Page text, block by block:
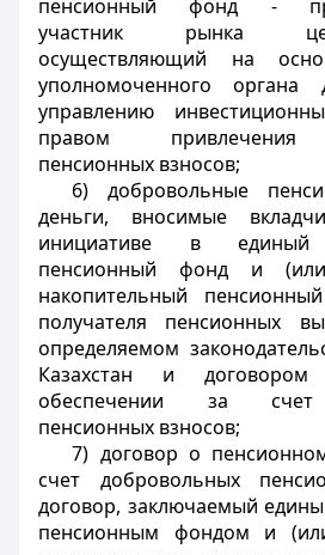
пенсионный фонд -
участник рынка
осуществляющий на
уполномоченного органа
управлению
правом привлечения
пенсионных взносов;
6) добровольные
деньги, вносимые
инициативе в единый
пенсионный фонд и
накопительный
получателя пенсионных
определяемом
Казахстан и
обеспечении за счет
пенсионных взносов;
7) договор о
счет добровольных
договор, заключаемый
пенсионным фондом и